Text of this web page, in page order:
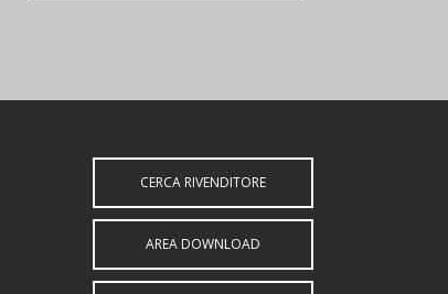
CERCA RIVENDITORE
AREA DOWNLOAD